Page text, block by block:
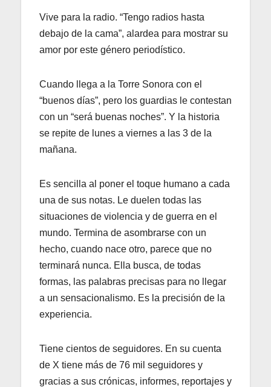
Vive para la radio. “Tengo radios hasta
debajo de la cama”, alardea para mostrar su
amor por este género periodístico.
Cuando llega a la Torre Sonora con el
“buenos días”, pero los guardias le contestan
con un “será buenas noches”. Y la historia
se repite de lunes a viernes a las 3 de la
mañana.
Es sencilla al poner el toque humano a cada
una de sus notas. Le duelen todas las
situaciones de violencia y de guerra en el
mundo. Termina de asombrarse con un
hecho, cuando nace otro, parece que no
terminará nunca. Ella busca, de todas
formas, las palabras precisas para no llegar
a un sensacionalismo. Es la precisión de la
experiencia.
Tiene cientos de seguidores. En su cuenta
de X tiene más de 76 mil seguidores y
gracias a sus crónicas, informes, reportajes y